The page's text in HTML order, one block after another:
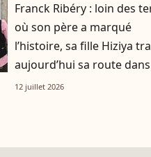
Franck Ribéry : loin des
où son père a marqué
l’histoire, sa fille Hiziya
aujourd’hui sa route
tout autre univers
12 juillet 2026